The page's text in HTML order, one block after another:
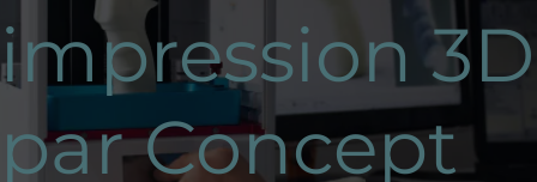
impression 3D
par Concept